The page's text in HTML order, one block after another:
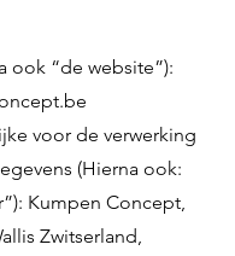
ook “de website”):
voor de verwerking
(Hierna ook:
Kumpen Concept,
Zwitserland,